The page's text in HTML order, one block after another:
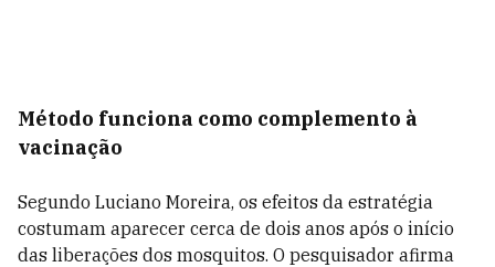
Método funciona como complemento à
vacinação
Segundo Luciano Moreira, os efeitos da estratégia
costumam aparecer cerca de dois anos após o início
das liberações dos mosquitos. O pesquisador afirma